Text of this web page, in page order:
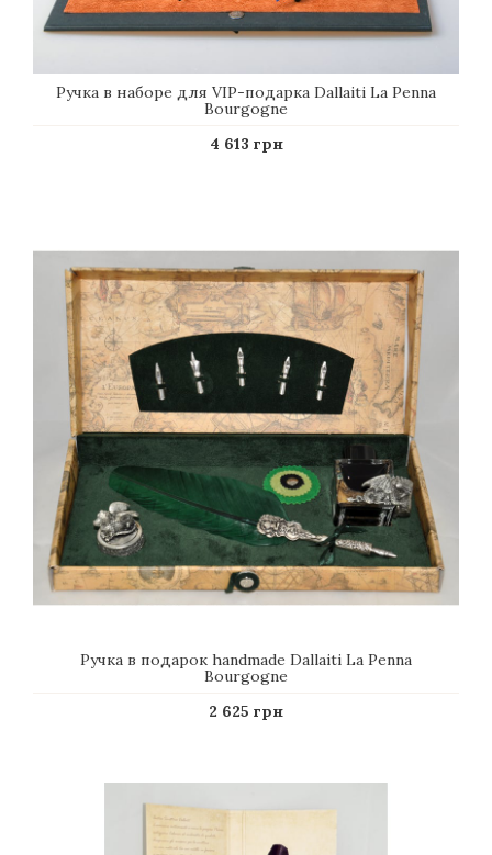
Ручка в наборе для VIP-подарка Dallaiti La Penna
Bourgogne
4 613 грн
Ручка в подарок handmade Dallaiti La Penna
Bourgogne
2 625 грн